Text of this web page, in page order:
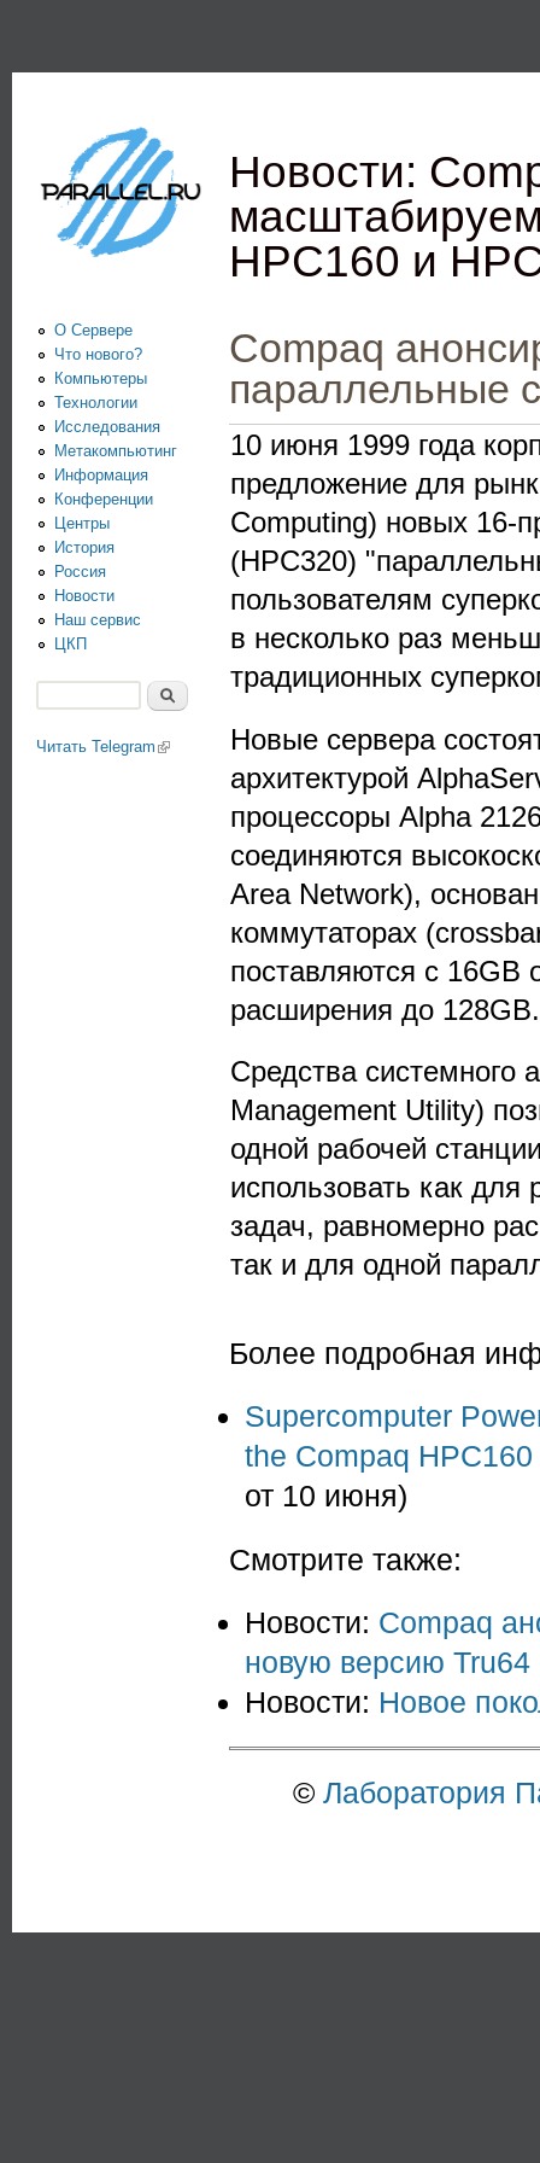
Информационно-
аналитический
центр по
параллельным
вычислениям
Новости:
HPC160 и
Compaq
параллельные
10 июня 1999 года
предложение для
Computing) новых 16-
(HPC320)
пользователям
в несколько раз
традиционных
Новые сервера
архитектурой
процессоры Alpha
соединяются
Area Network),
коммутаторах
поставляются с 16GB
расширения до 128GB.
Средства системного
Management Utility)
одной рабочей
использовать как
задач, равномерно
так и для одной
Более подробная
Supercomputer
the Compaq
от 10 июня)
Смотрите также:
Новости: Compaq
новую версию Tru64
Новости: Новое
© Лаборатория
О Сервере
Что нового?
Компьютеры
Технологии
Исследования
Метакомпьютинг
Информация
Конференции
Центры
История
Россия
Новости
Наш сервис
ЦКП
Читать Telegram (link is external)